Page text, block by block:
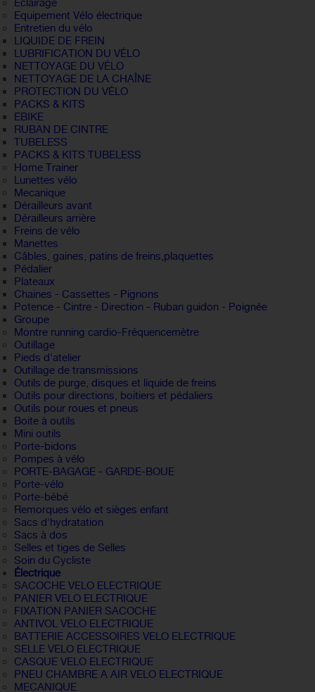
Éclairage
Equipement Vélo électrique
Entretien du vélo
LIQUIDE DE FREIN
LUBRIFICATION DU VÉLO
NETTOYAGE DU VÉLO
NETTOYAGE DE LA CHAÎNE
PROTECTION DU VÉLO
PACKS & KITS
EBIKE
RUBAN DE CINTRE
TUBELESS
PACKS & KITS TUBELESS
Home Trainer
Lunettes vélo
Mecanique
Dérailleurs avant
Dérailleurs arrière
Freins de vélo
Manettes
Câbles, gaines, patins de freins,plaquettes
Pédalier
Plateaux
Chaines - Cassettes - Pignons
Potence - Cintre - Direction - Ruban guidon - Poignée
Groupe
Montre running cardio-Fréquencemètre
Outillage
Pieds d'atelier
Outillage de transmissions
Outils de purge, disques et liquide de freins
Outils pour directions, boitiers et pédaliers
Outils pour roues et pneus
Boite à outils
Mini outils
Porte-bidons
Pompes à vélo
PORTE-BAGAGE - GARDE-BOUE
Porte-vélo
Porte-bébé
Remorques vélo et sièges enfant
Sacs d'hydratation
Sacs à dos
Selles et tiges de Selles
Soin du Cycliste
Électrique
SACOCHE VELO ELECTRIQUE
PANIER VELO ELECTRIQUE
FIXATION PANIER SACOCHE
ANTIVOL VELO ELECTRIQUE
BATTERIE ACCESSOIRES VELO ELECTRIQUE
SELLE VELO ELECTRIQUE
CASQUE VELO ELECTRIQUE
PNEU CHAMBRE A AIR VELO ELECTRIQUE
MECANIQUE